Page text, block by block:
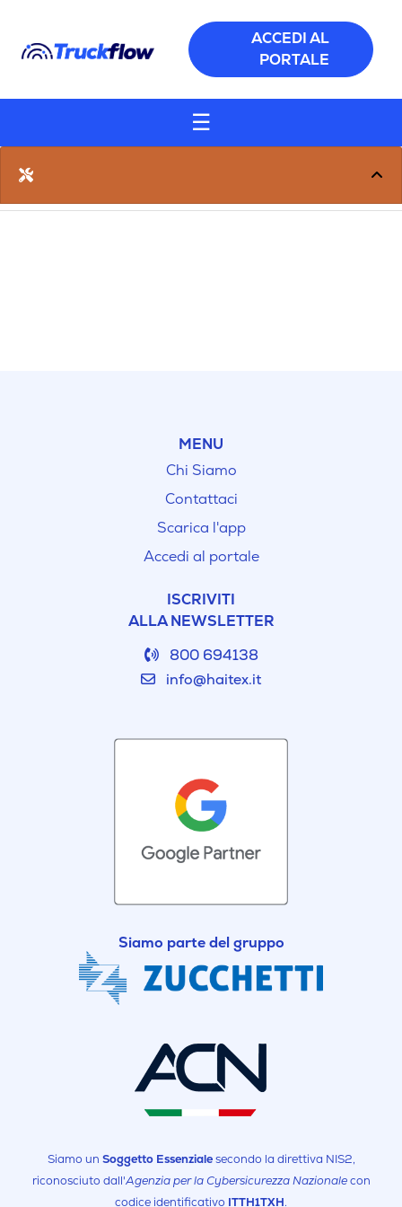
ACCEDI AL
PORTALE
☰
MENU
Chi Siamo
Contattaci
Scarica l'app
Accedi al portale
ISCRIVITI
ALLA NEWSLETTER
800 694138
info@haitex.it
Siamo parte del gruppo
Siamo un Soggetto Essenzialesecondo la direttiva NIS2,
riconosciuto dall'Agenzia per la Cybersicurezza Nazionalecon
codice identificativo ITTH1TXH.